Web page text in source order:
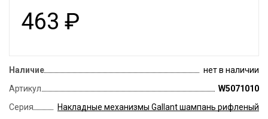
463 ₽
Наличие
нет в наличии
Артикул
W5071010
Серия
Накладные механизмы Gallant шампань рифленый